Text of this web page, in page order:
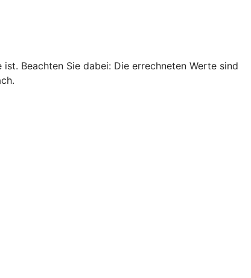
Beachten Sie dabei: Die errechneten Werte sind